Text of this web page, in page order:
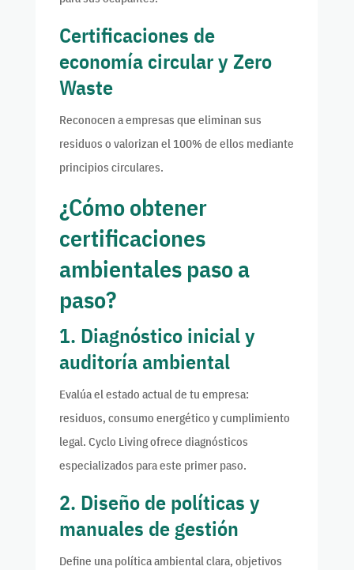
Certificaciones de
economía circular y Zero
Waste
Reconocen a empresas que eliminan sus
residuos o valorizan el 100% de ellos mediante
principios circulares.
¿Cómo obtener
certificaciones
ambientales paso a
paso?
1. Diagnóstico inicial y
auditoría ambiental
Evalúa el estado actual de tu empresa:
residuos, consumo energético y cumplimiento
legal. Cyclo Living ofrece diagnósticos
especializados para este primer paso.
2. Diseño de políticas y
manuales de gestión
Define una política ambiental clara, objetivos